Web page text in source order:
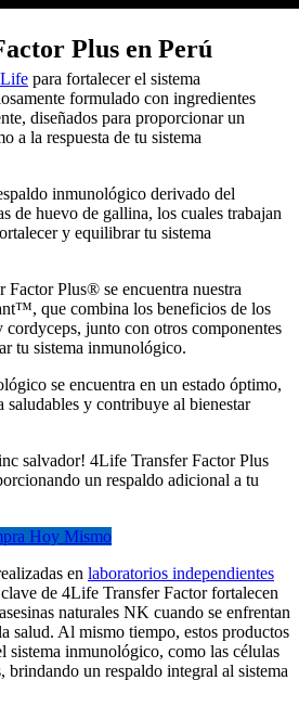
Plus en Perú
para fortalecer el sistema
formulado con ingredientes
diseñados para proporcionar un
a la respuesta de tu sistema
inmunológico derivado del
de huevo de gallina, los cuales trabajan
y equilibrar tu sistema
Plus® se encuentra nuestra
que combina los beneficios de los
junto con otros componentes
tu sistema inmunológico.
se encuentra en un estado óptimo,
saludables y contribuye al bienestar
salvador! 4Life Transfer Factor Plus
un respaldo adicional a tu
Hoy Mismo
en laboratorios independientes
de 4Life Transfer Factor fortalecen
naturales NK cuando se enfrentan
salud. Al mismo tiempo, estos productos
sistema inmunológico, como las células
un respaldo integral al sistema